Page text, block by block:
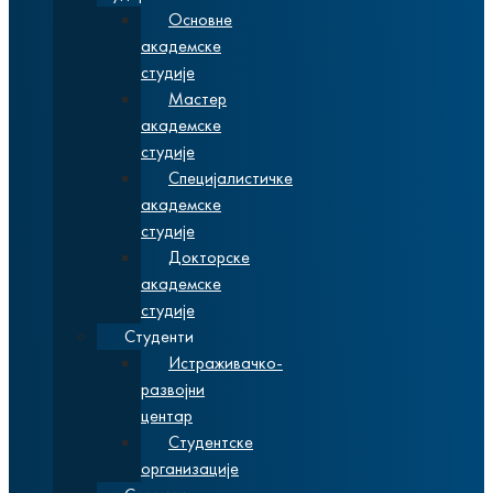
Основне
академске
студије
Мастер
академске
студије
Специјалистичке
академске
студије
Докторске
академске
студије
Студенти
Истраживачко-
развојни
центар
Студентске
организације